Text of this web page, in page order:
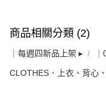
商品相關分類 (2)
｜每週四新品上架 ▸
CLOTHES．上衣、背心